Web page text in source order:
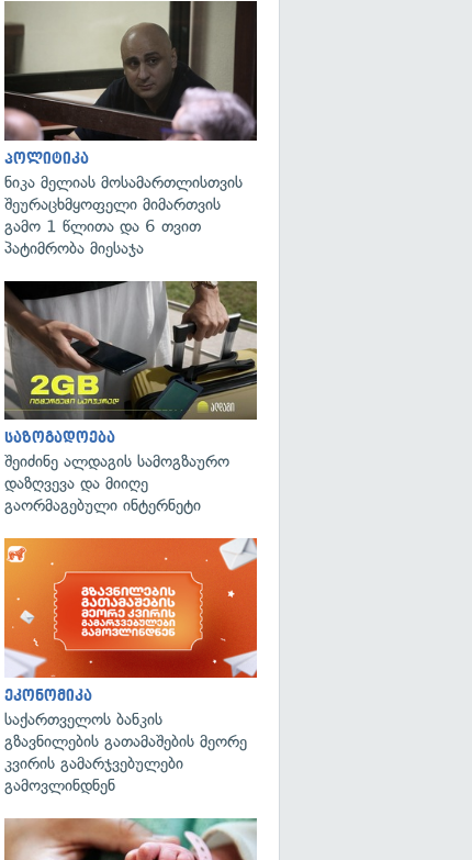
გადახედვა
გადახედვა
პოლიტიკა
ნიკა მელიას მოსამართლისთვის
შეურაცხმყოფელი მიმართვის
გამო 1 წლითა და 6 თვით
პატიმრობა მიესაჯა
საზოგადოება
შეიძინე ალდაგის სამოგზაურო
დაზღვევა და მიიღე
გაორმაგებული ინტერნეტი
ეკონომიკა
საქართველოს ბანკის
გზავნილების გათამაშების მეორე
კვირის გამარჯვებულები
გამოვლინდნენ